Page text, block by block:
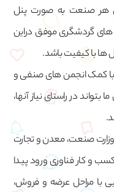
هر صنعت به صورت پنل
گردشگری موفق دراین
ها با کیفیت باشد.
کمک انجمن های صنفی و
در راستای نیاز آنها،
صنعت، معدن و تجارت
به عرصه کسب و کار فناوری ورود پیدا
عدم آشنایی با مراحل عرضه و فروش،